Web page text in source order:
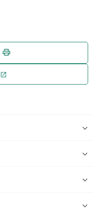
print
open_in_new